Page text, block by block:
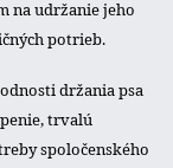
na udržanie jeho
potrieb.
držania psa
trvalú
spoločenského